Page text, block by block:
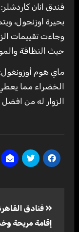
فندق انان
بحيرة اوزنجول،
وجاءت تقييمات
حيث النظافة
ماي هوم
الخضراء مما يعطي
الزوار له من افضل
المقالات
إقامة مريحة